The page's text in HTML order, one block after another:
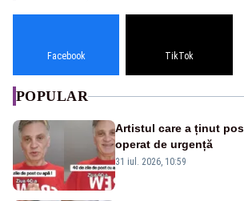
Facebook TikTok
POPULAR
Artistul care a ținut
operat de urgență
31 iul. 2026, 10:59